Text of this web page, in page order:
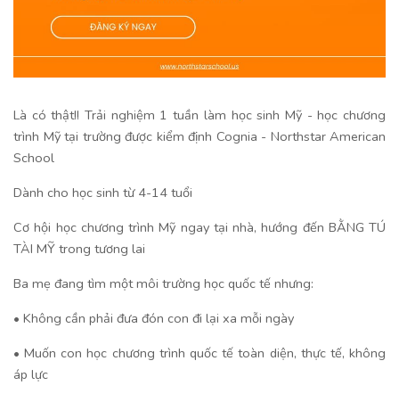
Là có thật!! Trải nghiệm 1 tuần làm học sinh Mỹ - học chương
trình Mỹ tại trường được kiểm định Cognia - Northstar American
School
Dành cho học sinh từ 4-14 tuổi
Cơ hội học chương trình Mỹ ngay tại nhà, hướng đến BẰNG TÚ
TÀI MỸ trong tương lai
Ba mẹ đang tìm một môi trường học quốc tế nhưng:
• Không cần phải đưa đón con đi lại xa mỗi ngày
• Muốn con học chương trình quốc tế toàn diện, thực tế, không
áp lực